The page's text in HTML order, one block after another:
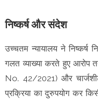
निष्कर्ष और संदेश
उच्चतम न्यायालय ने निष्कर्ष
गलत व्याख्या करते हुए आरोप
No. 42/2021) और
प्रक्रिया का दुरुपयोग कर